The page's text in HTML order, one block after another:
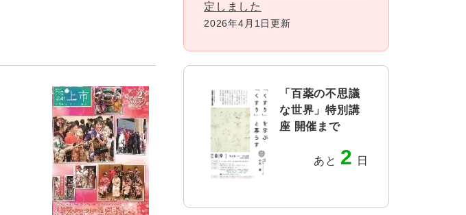
定しました
2026年4月1日更新
「百薬の不思議
な世界」特別講
座 開催まで
あと 2 日